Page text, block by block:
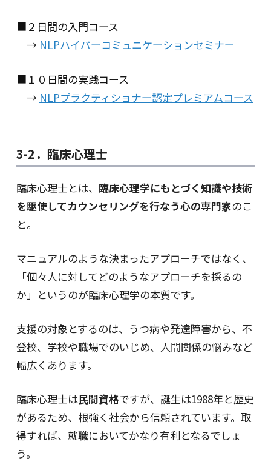
■２日間の入門コース
→ NLPハイパーコミュニケーションセミナー
■１０日間の実践コース
→ NLPプラクティショナー認定プレミアムコース
3-2．臨床心理士
臨床心理士とは、 臨床心理学にもとづく知識や技術
を駆使してカウンセリングを行なう心の専門家のこ
と。
マニュアルのような決まったアプローチではなく、
「個々人に対してどのようなアプローチを採るの
か」というのが臨床心理学の本質です。
支援の対象とするのは、うつ病や発達障害から、不
登校、学校や職場でのいじめ、人間関係の悩みなど
幅広くあります。
臨床心理士は民間資格ですが、誕生は1988年と歴史
があるため、根強く社会から信頼されています。取
得すれば、就職においてかなり有利となるでしょ
う。